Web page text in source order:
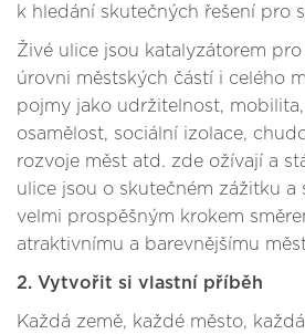
k hledání skutečných řešení pro
Živé ulice jsou katalyzátorem
úrovni městských částí i celého
pojmy jako udržitelnost,
osamělost, sociální izolace,
rozvoje měst atd. zde ožívají a
ulice jsou o skutečném zážitku a
velmi prospěšným krokem
atraktivnímu a barevnějšímu
2. Vytvořit si vlastní příběh
Každá země, každé město,